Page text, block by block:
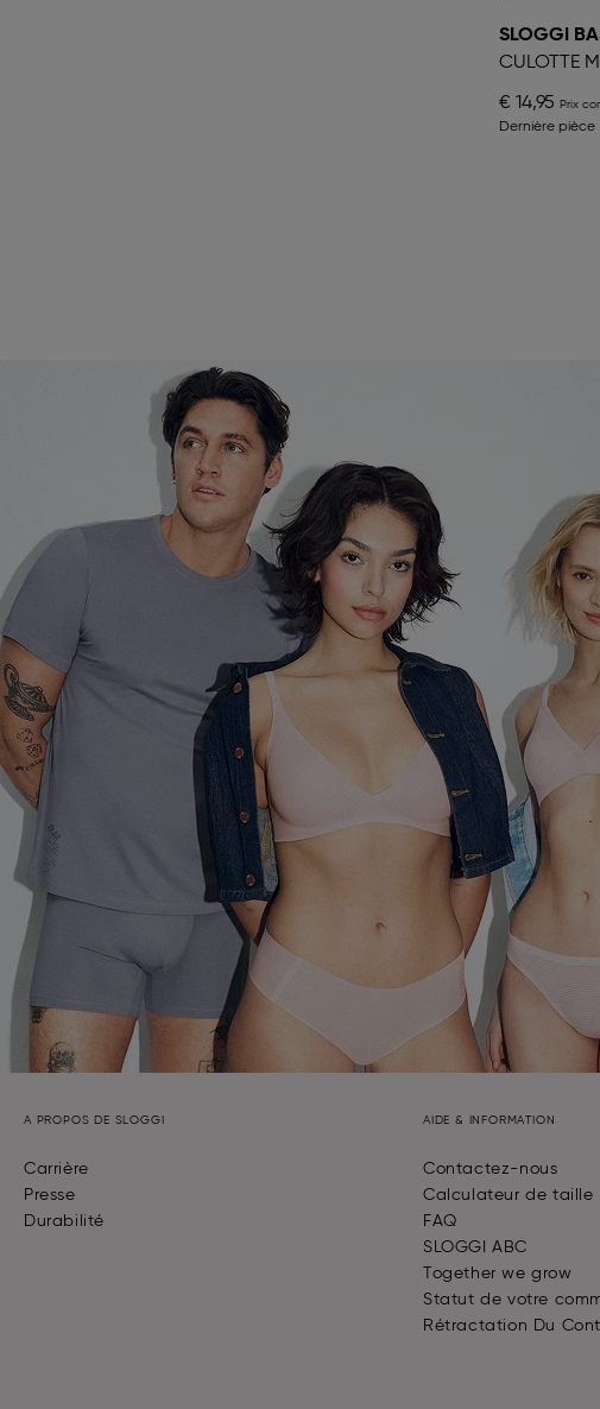
SLOGGI
CULOTTE
€ 14,95
Dernière pièce
A PROPOS DE SLOGGI
Carrière
Presse
Durabilité
AIDE & INFORMATION
Contactez-nous
Calculateur de taille
FAQ
SLOGGI ABC
Together we grow
Statut de votre
Rétractation Du